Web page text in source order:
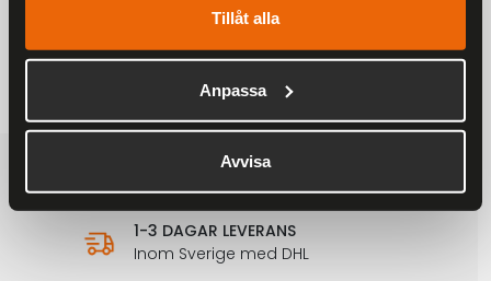
Tillåt alla
Anpassa
Avvisa
På alla ordrar över 2000 kr
1-3 DAGAR LEVERANS
Inom Sverige med DHL